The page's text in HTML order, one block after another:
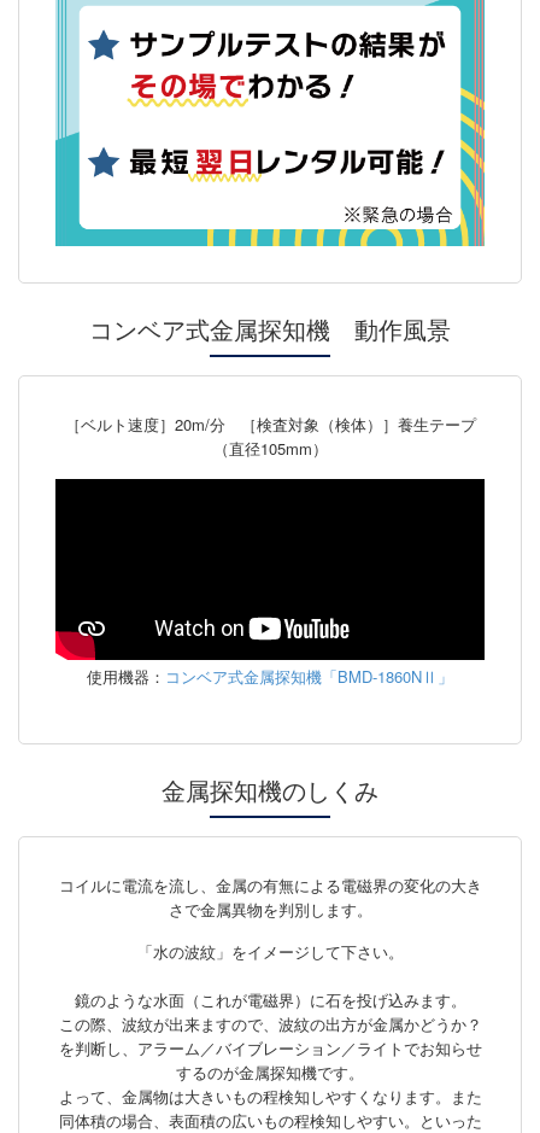
コンベア式金属探知機 動作風景
［ベルト速度］20m/分 ［検査対象（検体）］養生テープ
（直径105mm）
使用機器： コンベア式金属探知機「BMD-1860NⅡ」
金属探知機のしくみ
コイルに電流を流し、金属の有無による電磁界の変化の大き
さで金属異物を判別します。
「水の波紋」をイメージして下さい。
鏡のような水面（これが電磁界）に石を投げ込みます。
この際、波紋が出来ますので、波紋の出方が金属かどうか？
を判断し、アラーム／バイブレーション／ライトでお知らせ
するのが金属探知機です。
よって、金属物は大きいもの程検知しやすくなります。また
同体積の場合、表面積の広いもの程検知しやすい。といった